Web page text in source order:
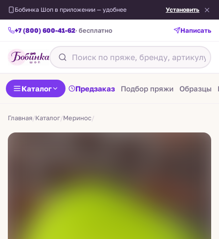
Бобинка Шоп в приложении — удобнее Установить
+7 (800) 600-41-62· бесплатно Написать
Каталог Предзаказ Подбор пряжи Образцы
Главная/Каталог/Меринос/